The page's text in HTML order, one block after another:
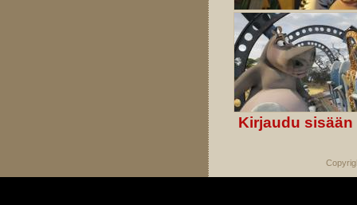
Kirjaudu sisään